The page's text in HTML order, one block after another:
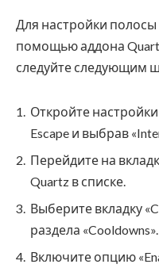
Для настройки полосы
помощью аддона
следуйте следующим
Откройте
Escape и выбрав
Перейдите на
Quartz в списке.
Выберите вкладку
раздела «Cooldowns».
Включите опцию